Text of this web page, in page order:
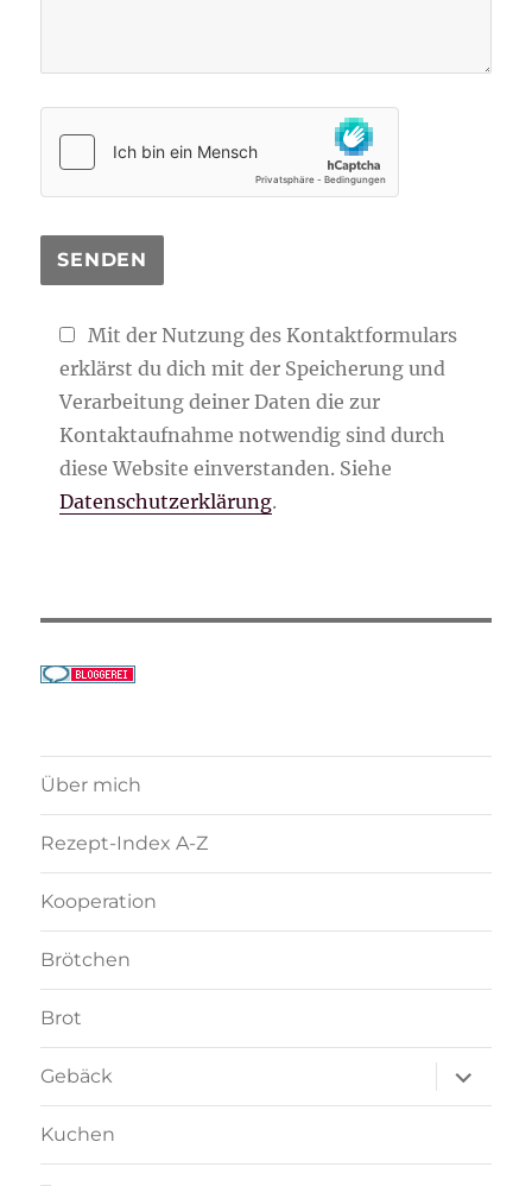
Mit der Nutzung des Kontaktformulars
erklärst du dich mit der Speicherung und
Verarbeitung deiner Daten die zur
Kontaktaufnahme notwendig sind durch
diese Website einverstanden. Siehe
Datenschutzerklärung.
Über mich
Rezept-Index A-Z
Kooperation
Brötchen
Brot
Gebäck
anzeigen
Kuchen